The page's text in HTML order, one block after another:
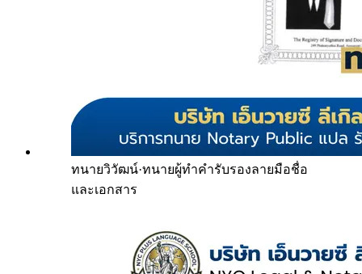
ทนายวิวัฒน์·ทนายผู้ทำคำรับรองลายมือชื่อ
และเอกสาร